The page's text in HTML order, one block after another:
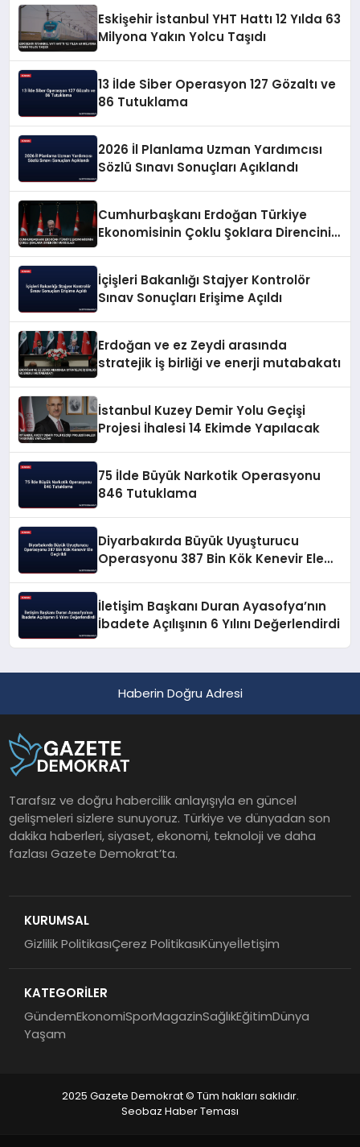
Eskişehir İstanbul YHT Hattı 12 Yılda 63
Milyona Yakın Yolcu Taşıdı
13 İlde Siber Operasyon 127 Gözaltı ve
86 Tutuklama
2026 İl Planlama Uzman Yardımcısı
Sözlü Sınavı Sonuçları Açıklandı
Cumhurbaşkanı Erdoğan Türkiye
Ekonomisinin Çoklu Şoklara Direncini
İçişleri Bakanlığı Stajyer Kontrolör
Sınav Sonuçları Erişime Açıldı
Erdoğan ve ez Zeydi arasında
stratejik iş birliği ve enerji mutabakatı
İstanbul Kuzey Demir Yolu Geçişi
Projesi İhalesi 14 Ekimde Yapılacak
75 İlde Büyük Narkotik Operasyonu
846 Tutuklama
Diyarbakırda Büyük Uyuşturucu
Operasyonu 387 Bin Kök Kenevir Ele
İletişim Başkanı Duran Ayasofya’nın
İbadete Açılışının 6 Yılını Değerlendirdi
Haberin Doğru Adresi
Tarafsız ve doğru habercilik anlayışıyla en güncel
gelişmeleri sizlere sunuyoruz. Türkiye ve dünyadan son
dakika haberleri, siyaset, ekonomi, teknoloji ve daha
fazlası Gazete Demokrat’ta.
KURUMSAL
Gizlilik PolitikasıÇerez PolitikasıKünyeİletişim
KATEGORİLER
GündemEkonomiSporMagazinSağlıkEğitimDünya
Yaşam
2025 Gazete Demokrat © Tüm hakları saklıdır.
Seobaz Haber Teması